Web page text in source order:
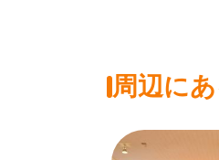
周辺に